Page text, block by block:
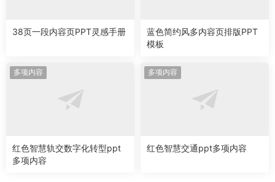
38页一段内容页PPT灵感手册
蓝色简约风多内容页排版PPT
模板
多项内容
红色智慧轨交数字化转型ppt
多项内容
多项内容
红色智慧交通ppt多项内容